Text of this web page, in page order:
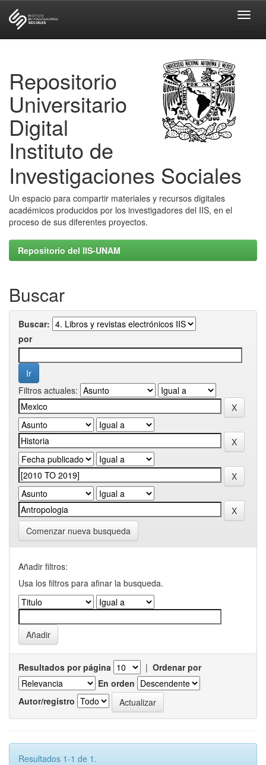
Repositorio
Universitario
Digital
Instituto de
Investigaciones Sociales
Un espacio para compartir materiales y recursos digitales
académicos producidos por los investigadores del IIS, en el
proceso de sus diferentes proyectos.
Repositorio del IIS-UNAM
Buscar
Buscar:
por
Filtros actuales:
Comenzar nueva busqueda
Añadir filtros:
Usa los filtros para afinar la busqueda.
Resultados por página | Ordenar por
En orden
Autor/registro
Resultados 1-1 de 1.